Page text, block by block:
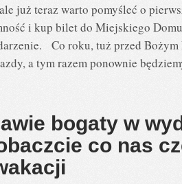
już teraz warto pomyśleć o
i kup bilet do Miejskiego
Co roku, tuż przed
a tym razem ponownie
bogaty w
co nas